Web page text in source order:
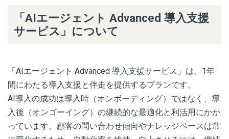
「AIエージェント Advanced 導入支援
サービス」について
「AIエージェント Advanced 導入支援サービス」は、1年
間にわたる導入支援と伴走を提供するプランです。
AI導入の成功は導入時（オンボーディング）ではなく、導
入後（オンゴーイング）の継続的な最適化と利活用にかか
っています。顧客の問い合わせ傾向やナレッジベースは常